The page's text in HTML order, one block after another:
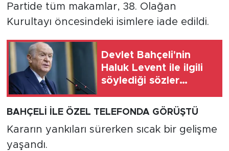
Partide tüm makamlar, 38. Olağan
Kurultayı öncesindeki isimlere iade edildi.
Devlet Bahçeli'nin
Haluk Levent ile ilgili
söylediği sözler
BAHÇELİ İLE ÖZEL TELEFONDA GÖRÜŞTÜ
Kararın yankıları sürerken sıcak bir gelişme
yaşandı.